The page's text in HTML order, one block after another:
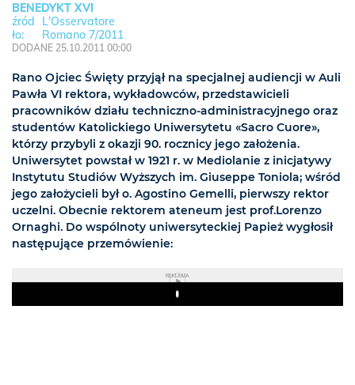
BENEDYKT XVI
L'Osservatore
Romano 7/2011
DODANE 25.10.2011 00:00
Rano Ojciec Święty przyjął na specjalnej audiencji w Auli
Pawła VI rektora, wykładowców, przedstawicieli
pracowników działu techniczno-administracyjnego oraz
studentów Katolickiego Uniwersytetu «Sacro Cuore»,
którzy przybyli z okazji 90. rocznicy jego założenia.
Uniwersytet powstał w 1921 r. w Mediolanie z inicjatywy
Instytutu Studiów Wyższych im. Giuseppe Toniola; wśród
jego założycieli był o. Agostino Gemelli, pierwszy rektor
uczelni. Obecnie rektorem ateneum jest prof.Lorenzo
Ornaghi. Do wspólnoty uniwersyteckiej Papież wygłosił
następujące przemówienie:
REKLAMA
Play